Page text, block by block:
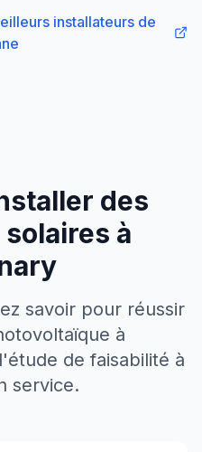
installateurs de
des
à
savoir pour réussir
à
de faisabilité à
service.